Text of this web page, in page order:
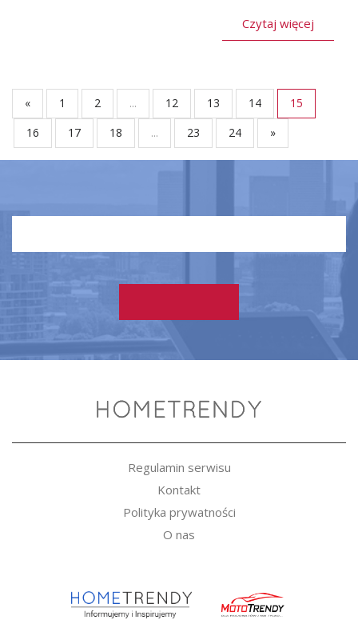
Czytaj więcej
« 1 2 ... 12 13 14
15
16
17 18 ... 23 24 »
Regulamin serwisu
Kontakt
Polityka prywatności
O nas